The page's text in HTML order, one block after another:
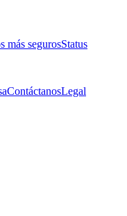
más segurosStatus
ContáctanosLegal